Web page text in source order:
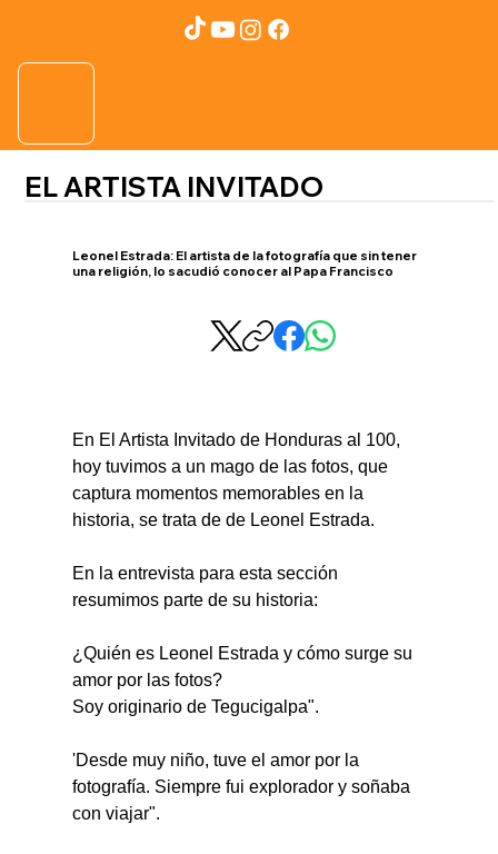
EL ARTISTA INVITADO
Leonel Estrada: El artista de la fotografía que sin tener
una religión, lo sacudió conocer al Papa Francisco
En El Artista Invitado de Honduras al 100,
hoy tuvimos a un mago de las fotos, que
captura momentos memorables en la
historia, se trata de de Leonel Estrada.
En la entrevista para esta sección
resumimos parte de su historia:
¿Quién es Leonel Estrada y cómo surge su
amor por las fotos?
Soy originario de Tegucigalpa".
'Desde muy niño, tuve el amor por la
fotografía. Siempre fui explorador y soñaba
con viajar".